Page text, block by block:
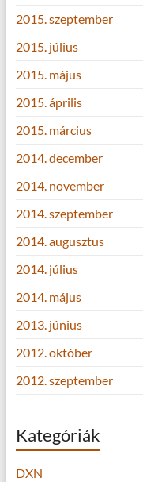
2015. szeptember
2015. július
2015. május
2015. április
2015. március
2014. december
2014. november
2014. szeptember
2014. augusztus
2014. július
2014. május
2013. június
2012. október
2012. szeptember
Kategóriák
DXN